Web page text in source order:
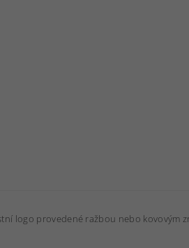
logo provedené ražbou nebo kovovým